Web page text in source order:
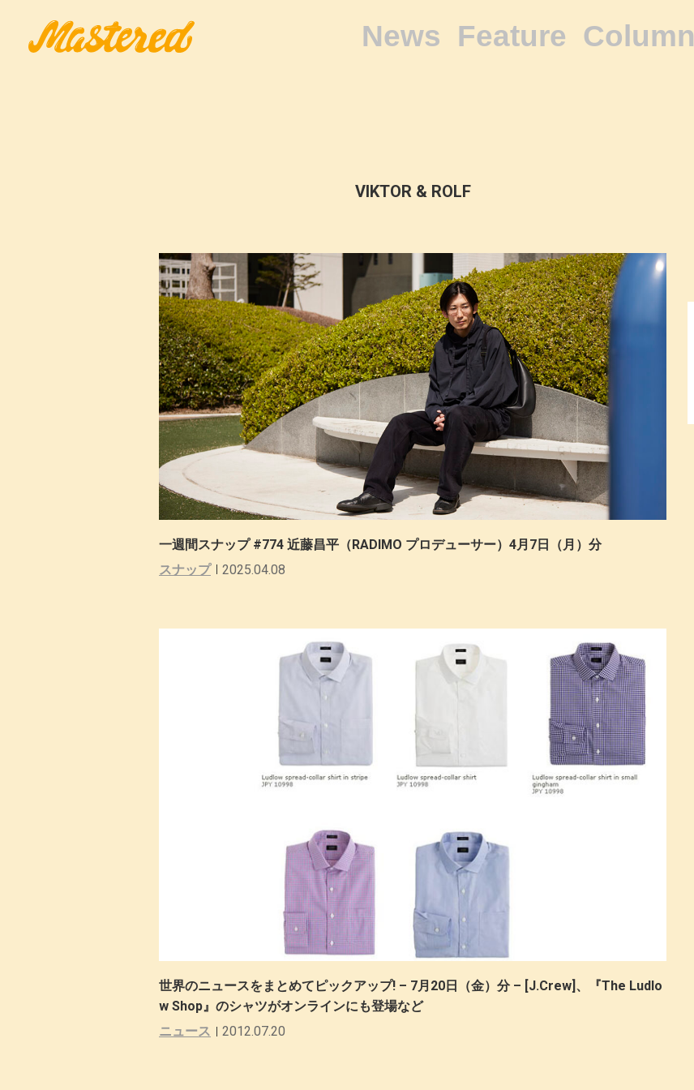
News Feature Column
VIKTOR & ROLF
一週間スナップ #774 近藤昌平（RADIMO プロデューサー）4月7日（月）分
スナップ
2025.04.08
世界のニュースをまとめてピックアップ! – 7月20日（金）分 – [J.Crew]、『The Ludlo
w Shop』のシャツがオンラインにも登場など
ニュース
2012.07.20